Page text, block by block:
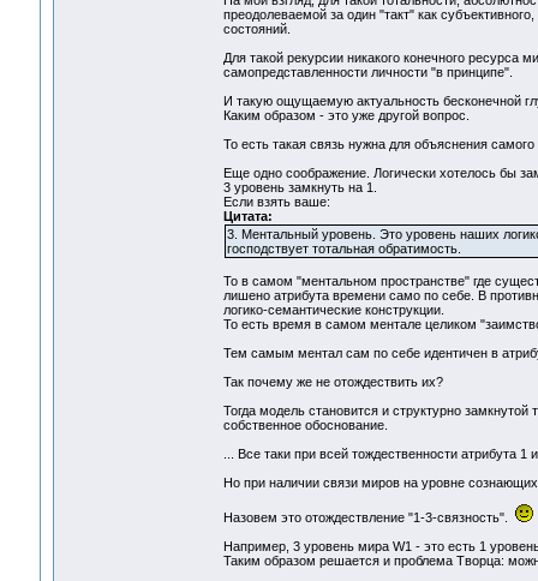
преодолеваемой за один "такт" как
состояний.
Для такой рекурсии никакого конечного ресурса
самопредставленности личности "в принципе".
И такую ощущаемую актуальность бесконечной
Каким образом - это уже другой вопрос.
То есть такая связь нужна для объяснения
Еще одно соображение. Логически хотелось бы
3 уровень замкнуть на 1.
Если взять ваше:
Цитата:
3. Ментальный уровень. Это уровень наших
господствует тотальная обратимость.
То в самом "ментальном пространстве" где
лишено атрибута времени само по себе. В
логико-семантические конструкции.
То есть время в самом ментале целиком
Тем самым ментал сам по себе идентичен в
Так почему же не отождествить их?
Тогда модель становится и структурно
собственное обоснование.
... Все таки при всей тождественности атрибута
Но при наличии связи миров на уровне
Назовем это отождествление "1-3-связность".
Например, 3 уровень мира W1 - это есть 1
Таким образом решается и проблема Творца: